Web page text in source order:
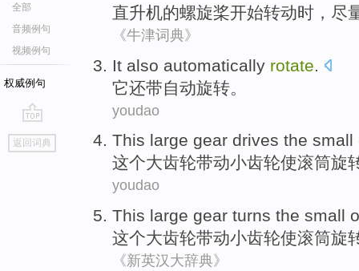
全部
音频例句
视频例句
权威例句
go
top
返回词典
直升机的螺旋桨开始转动时， 尽
《牛津词典》
It also automatically rotate
它还带自动旋转。
youdao
This large gear drives the small
这个大齿轮带动小齿轮使滚筒旋
youdao
This large gear turns the small
这个大齿轮带动小齿轮使滚筒旋
《新英汉大辞典》